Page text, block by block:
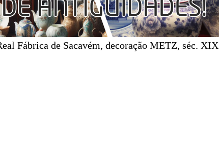
Fábrica de Sacavém, decoração METZ, séc. XIX